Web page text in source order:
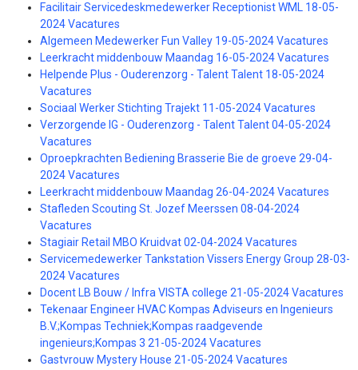
Facilitair Servicedeskmedewerker Receptionist WML 18-05-
2024 Vacatures
Algemeen Medewerker Fun Valley 19-05-2024 Vacatures
Leerkracht middenbouw Maandag 16-05-2024 Vacatures
Helpende Plus - Ouderenzorg - Talent Talent 18-05-2024
Vacatures
Sociaal Werker Stichting Trajekt 11-05-2024 Vacatures
Verzorgende IG - Ouderenzorg - Talent Talent 04-05-2024
Vacatures
Oproepkrachten Bediening Brasserie Bie de groeve 29-04-
2024 Vacatures
Leerkracht middenbouw Maandag 26-04-2024 Vacatures
Stafleden Scouting St. Jozef Meerssen 08-04-2024
Vacatures
Stagiair Retail MBO Kruidvat 02-04-2024 Vacatures
Servicemedewerker Tankstation Vissers Energy Group 28-03-
2024 Vacatures
Docent LB Bouw / Infra VISTA college 21-05-2024 Vacatures
Tekenaar Engineer HVAC Kompas Adviseurs en Ingenieurs
B.V.;Kompas Techniek;Kompas raadgevende
ingenieurs;Kompas 3 21-05-2024 Vacatures
Gastvrouw Mystery House 21-05-2024 Vacatures